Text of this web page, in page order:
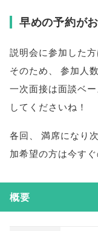
早めの予約が
説明会に参加した方
そのため
参加人
一次面接は面談ベ
してくださいね！
各回 満席になり
加希望の方は今す
概要